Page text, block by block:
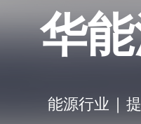
华
能源行业 |